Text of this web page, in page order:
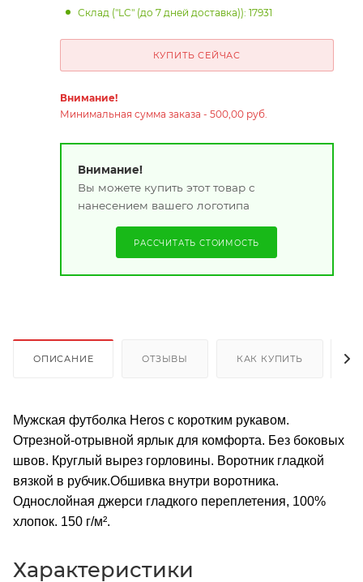
Склад ("LC" (до 7 дней доставка)): 17931
КУПИТЬ СЕЙЧАС
Внимание!
Минимальная сумма заказа - 500,00 руб.
Внимание!
Вы можете купить этот товар с
нанесением вашего логотипа
РАССЧИТАТЬ СТОИМОСТЬ
ОПИСАНИЕ ОТЗЫВЫ КАК КУПИТЬ
Мужская футболка Heros с коротким рукавом.
Отрезной-отрывной ярлык для комфорта. Без боковых
швов. Круглый вырез горловины. Воротник гладкой
вязкой в рубчик.Обшивка внутри воротника.
Однослойная джерси гладкого переплетения, 100%
хлопок. 150 г/м².
Характеристики